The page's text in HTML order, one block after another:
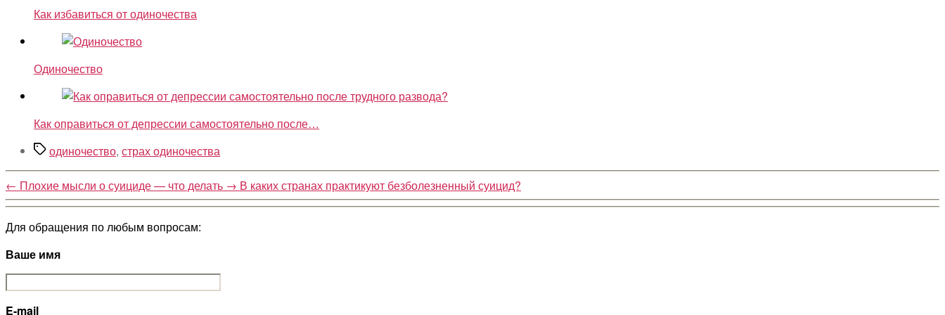
Как избавиться от одиночества
Одиночество
Как оправиться от депрессии самостоятельно после…
Меткиодиночество, страх одиночества
← Плохие мысли о суициде — что делать → В каких странах практикуют безболезненный суицид?
Для обращения по любым вопросам:
Ваше имя
E-mail